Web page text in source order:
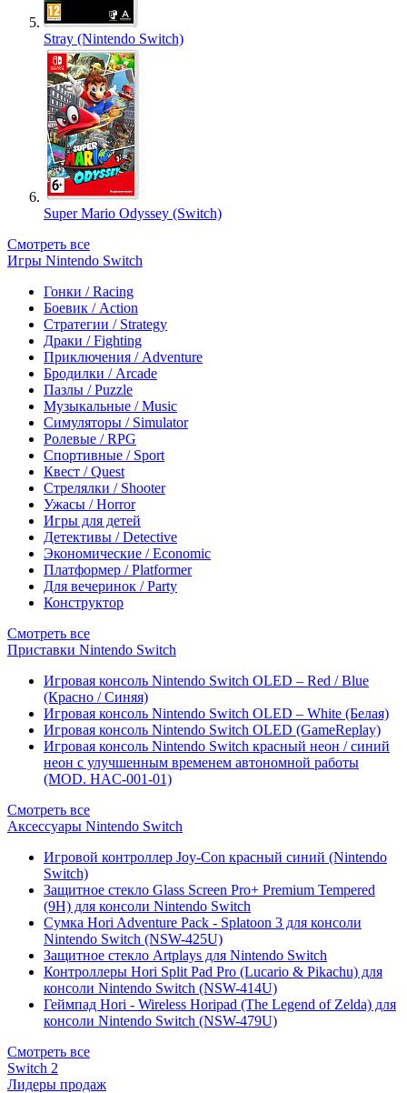
Stray (Nintendo Switch)
Super Mario Odyssey (Switch)
Смотреть все
Игры Nintendo Switch
Гонки / Racing
Боевик / Action
Стратегии / Strategy
Драки / Fighting
Приключения / Adventure
Бродилки / Arcade
Пазлы / Puzzle
Музыкальные / Music
Симуляторы / Simulator
Ролевые / RPG
Спортивные / Sport
Квест / Quest
Стрелялки / Shooter
Ужасы / Horror
Игры для детей
Детективы / Detective
Экономические / Economic
Платформер / Platformer
Для вечеринок / Party
Конструктор
Смотреть все
Приставки Nintendo Switch
Игровая консоль Nintendo Switch OLED – Red / Blue
(Красно / Синяя)
Игровая консоль Nintendo Switch OLED – White (Белая)
Игровая консоль Nintendo Switch OLED (GameReplay)
Игровая консоль Nintendo Switch красный неон / синий
неон с улучшенным временем автономной работы
(MOD. HAC-001-01)
Смотреть все
Аксессуары Nintendo Switch
Игровой контроллер Joy-Con красный синий (Nintendo
Switch)
Защитное стекло Glass Screen Pro+ Premium Tempered
(9H) для консоли Nintendo Switch
Сумка Hori Adventure Pack - Splatoon 3 для консоли
Nintendo Switch (NSW-425U)
Защитное стекло Artplays для Nintendo Switch
Контроллеры Hori Split Pad Pro (Lucario & Pikachu) для
консоли Nintendo Switch (NSW-414U)
Геймпад Hori - Wireless Horipad (The Legend of Zelda) для
консоли Nintendo Switch (NSW-479U)
Смотреть все
Switch 2
Лидеры продаж